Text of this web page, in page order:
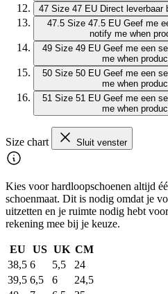
47 Size 47 EU Direct leverbaar
47.5 Size 47.5 EU Geef me
notify me when
49 Size 49 EU Geef me een
me when
50 Size 50 EU Geef me een
me when
51 Size 51 EU Geef me een
me when
Size chart Sluit venster
Kies voor hardloopschoenen altijd
schoenmaat. Dit is nodig omdat je
uitzetten en je ruimte nodig hebt
rekening mee bij je keuze.
EU US UK CM
38,5 6 5,5
24
39,5 6,5 6
24,5